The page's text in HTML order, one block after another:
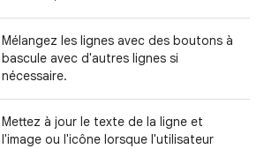
Mélangez les lignes avec des boutons à
bascule avec d'autres lignes si
nécessaire.
Mettez à jour le texte de la ligne et
l'image ou l'icône lorsque l'utilisateur